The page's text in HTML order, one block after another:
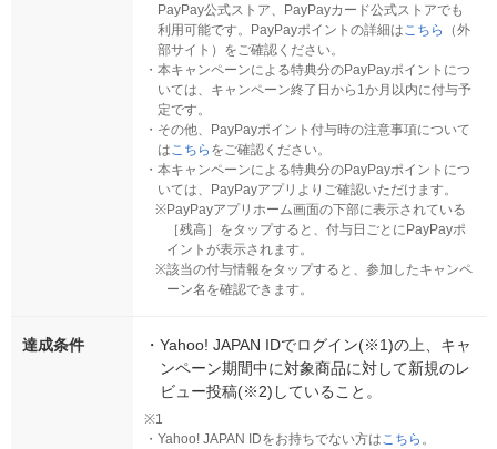
PayPay公式ストア、PayPayカード公式ストアでも
利用可能です。PayPayポイントの詳細はこちら
（外
部サイト）をご確認ください。
・ 本キャンペーンによる特典分のPayPayポイントにつ
いては、キャンペーン終了日から1か月以内に付与予
定です。
・ その他、PayPayポイント付与時の注意事項について
はこちら をご確認ください。
・ 本キャンペーンによる特典分のPayPayポイントにつ
いては、PayPayアプリよりご確認いただけます。
※PayPayアプリホーム画面の下部に表示されている
［残高］をタップすると、付与日ごとにPayPayポ
イントが表示されます。
※該当の付与情報をタップすると、参加したキャンペ
ーン名を確認できます。
達成条件 ・ Yahoo! JAPAN IDでログイン(※1)の上、キャ
ンペーン期間中に対象商品に対して新規のレ
ビュー投稿(※2)していること。
※1
・ Yahoo! JAPAN IDをお持ちでない方はこちら 。